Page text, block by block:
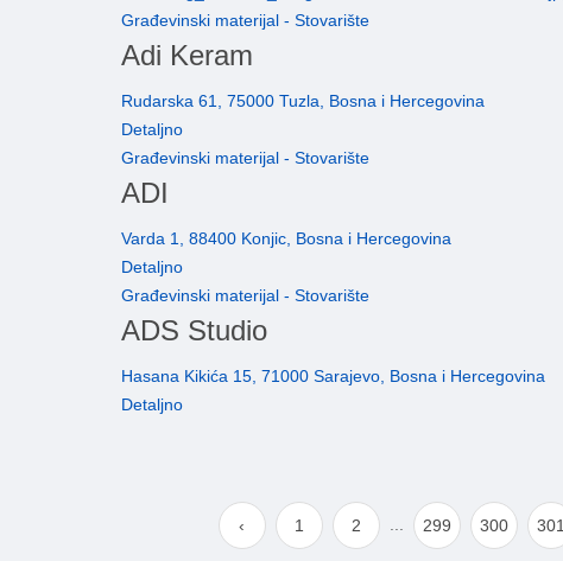
Građevinski materijal - Stovarište
Adi Keram
Rudarska 61, 75000 Tuzla, Bosna i Hercegovina
Detaljno
Građevinski materijal - Stovarište
ADI
Varda 1, 88400 Konjic, Bosna i Hercegovina
Detaljno
Građevinski materijal - Stovarište
ADS Studio
Hasana Kikića 15, 71000 Sarajevo, Bosna i Hercegovina
Detaljno
‹ 1 2 299 300 301